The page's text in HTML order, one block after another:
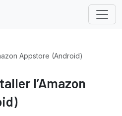
Appstore (Android)
l’Amazon